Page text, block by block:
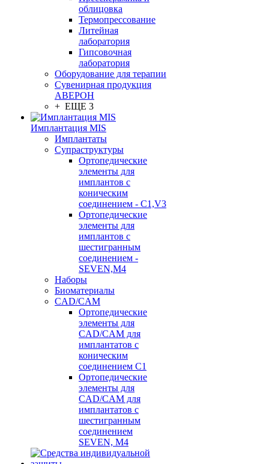
облицовка
Термопрессование
Литейная
лаборатория
Гипсовочная
лаборатория
Оборудование для терапии
Сувенирная продукция
АВЕРОН
+ ЕЩЕ 3
Имплантация MIS
Имплантаты
Супраструктуры
Ортопедические
элементы для
имплантов с
коническим
соединением - C1,V3
Ортопедические
элементы для
имплантов с
шестигранным
соединением -
SEVEN,M4
Наборы
Биоматериалы
CAD/CAM
Ортопедические
элементы для
CAD/CAM для
имплантатов с
коническим
соединением С1
Ортопедические
элементы для
CAD/CAM для
имплантатов с
шестигранным
соединением
SEVEN, М4